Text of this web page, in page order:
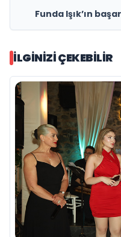
Funda Işık’ın
İLGINIZI ÇEKEBILIR